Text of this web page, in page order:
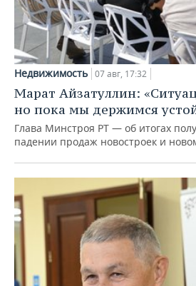
Недвижимость 07 авг, 17:32
Марат Айзатуллин:
но пока мы держимся
Глава Минстроя РТ — об итогах
падении продаж новостроек и